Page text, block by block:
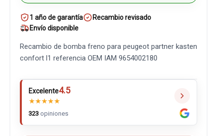
1 año de garantía
Recambio revisado
Envío disponible
Recambio de bomba freno para peugeot partner kasten
confort l1 referencia OEM IAM 9654002180
Excelente4.5
★★★★★
323 opiniones